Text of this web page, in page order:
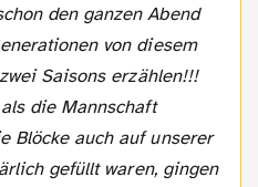
den ganzen Abend
von diesem
Saisons erzählen!!!
die Mannschaft
Blöcke auch auf unserer
gefüllt waren, gingen